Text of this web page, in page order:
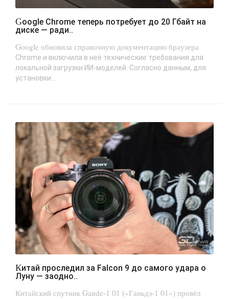
Google Chrome теперь потребует до 20 Гбайт на
диске — ради..
Google обновила справочную документацию браузера
Chrome и включила в неё технические требования для
локальной загрузки ИИ-моделей. Согласно данным, для
установки...
Китай проследил за Falcon 9 до самого удара о
Луну — заодно..
Китайский спутник Gande-1 01 («Ганьдэ-1 01») провёл